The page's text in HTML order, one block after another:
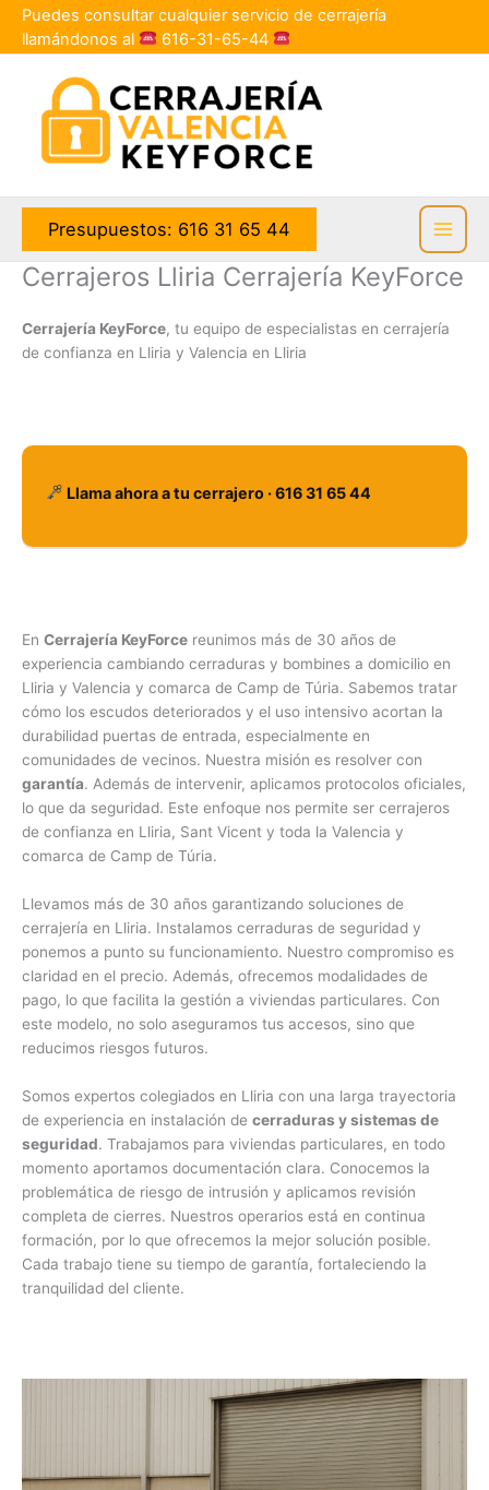
contenido
Puedes consultar cualquier servicio de cerrajería
llamándonos al
616-31-65-44
Presupuestos: 616 31 65 44
Cerrajeros Lliria Cerrajería KeyForce
Cerrajería KeyForce, tu equipo de especialistas en cerrajería
de confianza en Lliria y Valencia en Lliria
Llama ahora a tu cerrajero · 616 31 65 44
En Cerrajería KeyForce reunimos más de 30 años de
experiencia cambiando cerraduras y bombines a domicilio en
Lliria y Valencia y comarca de Camp de Túria. Sabemos tratar
cómo los escudos deteriorados y el uso intensivo acortan la
durabilidad puertas de entrada, especialmente en
comunidades de vecinos. Nuestra misión es resolver con
garantía. Además de intervenir, aplicamos protocolos oficiales,
lo que da seguridad. Este enfoque nos permite ser cerrajeros
de confianza en Lliria, Sant Vicent y toda la Valencia y
comarca de Camp de Túria.
Llevamos más de 30 años garantizando soluciones de
cerrajería en Lliria. Instalamos cerraduras de seguridad y
ponemos a punto su funcionamiento. Nuestro compromiso es
claridad en el precio. Además, ofrecemos modalidades de
pago, lo que facilita la gestión a viviendas particulares. Con
este modelo, no solo aseguramos tus accesos, sino que
reducimos riesgos futuros.
Somos expertos colegiados en Lliria con una larga trayectoria
de experiencia en instalación de cerraduras y sistemas de
seguridad. Trabajamos para viviendas particulares, en todo
momento aportamos documentación clara. Conocemos la
problemática de riesgo de intrusión y aplicamos revisión
completa de cierres. Nuestros operarios está en continua
formación, por lo que ofrecemos la mejor solución posible.
Cada trabajo tiene su tiempo de garantía, fortaleciendo la
tranquilidad del cliente.